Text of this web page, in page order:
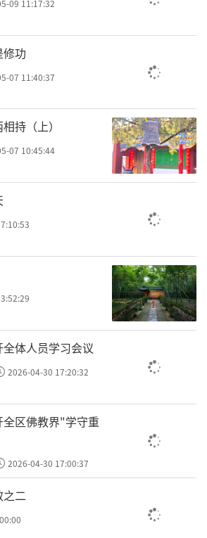
人吃素已十分普遍，素食观
众。汉传佛教素食传统的形
僧人的选择，更成为许多人健
部分。
然有交集，但本质上还是有
修行中的清净身心，比如过
式的一部分；“素”则侧重
关爱，也是日常生活中践行
素，其实是两者的完美结合：
素食慈悲众生，既能净化自
对其他生命的伤害。理
智慧，还能感受到其中对生
怀，从而更自然地践行佛法
素的实践中，更深入地体会
，把这份善意延续到生活的
09 11:17:32
功
07 11:40:37
持（上）
07 10:45:44
体人员学习会议
2026-04-30 17:20:32
区佛教界"学守重
2026-04-30 17:00:37
二